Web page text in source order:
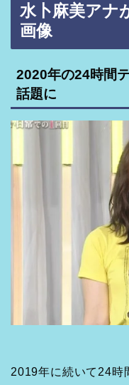
水卜麻美アナ
画像
2020年の24時間
話題に
2019年に続いて24時